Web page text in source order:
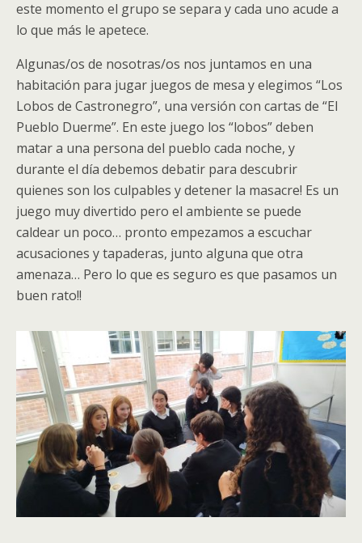
este momento el grupo se separa y cada uno acude a
lo que más le apetece.
Algunas/os de nosotras/os nos juntamos en una
habitación para jugar juegos de mesa y elegimos “Los
Lobos de Castronegro”, una versión con cartas de “El
Pueblo Duerme”. En este juego los “lobos” deben
matar a una persona del pueblo cada noche, y
durante el día debemos debatir para descubrir
quienes son los culpables y detener la masacre! Es un
juego muy divertido pero el ambiente se puede
caldear un poco… pronto empezamos a escuchar
acusaciones y tapaderas, junto alguna que otra
amenaza… Pero lo que es seguro es que pasamos un
buen rato!!